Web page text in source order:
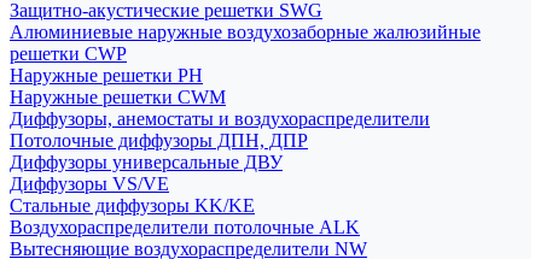
Защитно-акустические решетки SWG
Алюминиевые наружные воздухозаборные жалюзийные
решетки CWP
Наружные решетки РН
Наружные решетки CWM
Диффузоры, анемостаты и воздухораспределители
Потолочные диффузоры ДПН, ДПР
Диффузоры универсальные ДВУ
Диффузоры VS/VE
Стальные диффузоры KK/KE
Воздухораспределители потолочные ALK
Вытесняющие воздухораспределители NW